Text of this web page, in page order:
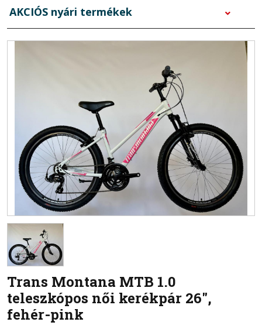
AKCIÓS nyári termékek
Trans Montana MTB 1.0
teleszkópos női kerékpár 26",
fehér-pink